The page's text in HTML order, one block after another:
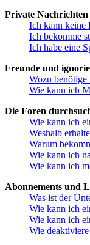
Private Nachrichten
Ich kann keine
Ich bekomme
Ich habe eine
Freunde und
Wozu
Wie kann ich
Die Foren
Wie kann ich
Weshalb
Warum
Wie kann ich
Wie kann ich
Abonnements und
Was ist der
Wie kann ich
Wie kann ich
Wie